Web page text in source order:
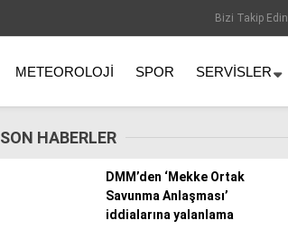
Bizi Takip Edin
METEOROLOJI SPOR SERVISLER
SON HABERLER
DMM’den ‘Mekke Ortak
Savunma Anlaşması’
iddialarına yalanlama